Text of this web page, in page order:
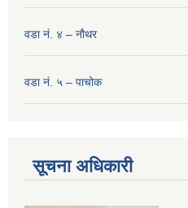
वडा नं. ४ – नौथर
वडा नं. ५ – पाचोक
सूचना अधिकारी